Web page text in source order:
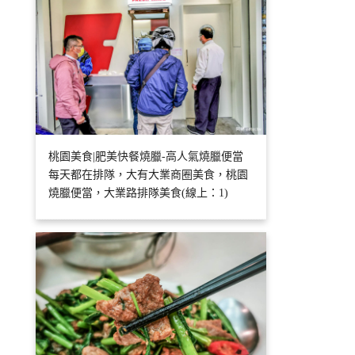
桃園美食|肥美快餐燒臘-高人氣燒臘便當
每天都在排隊，大有大業商圈美食，桃園
燒臘便當，大業路排隊美食(線上：1)